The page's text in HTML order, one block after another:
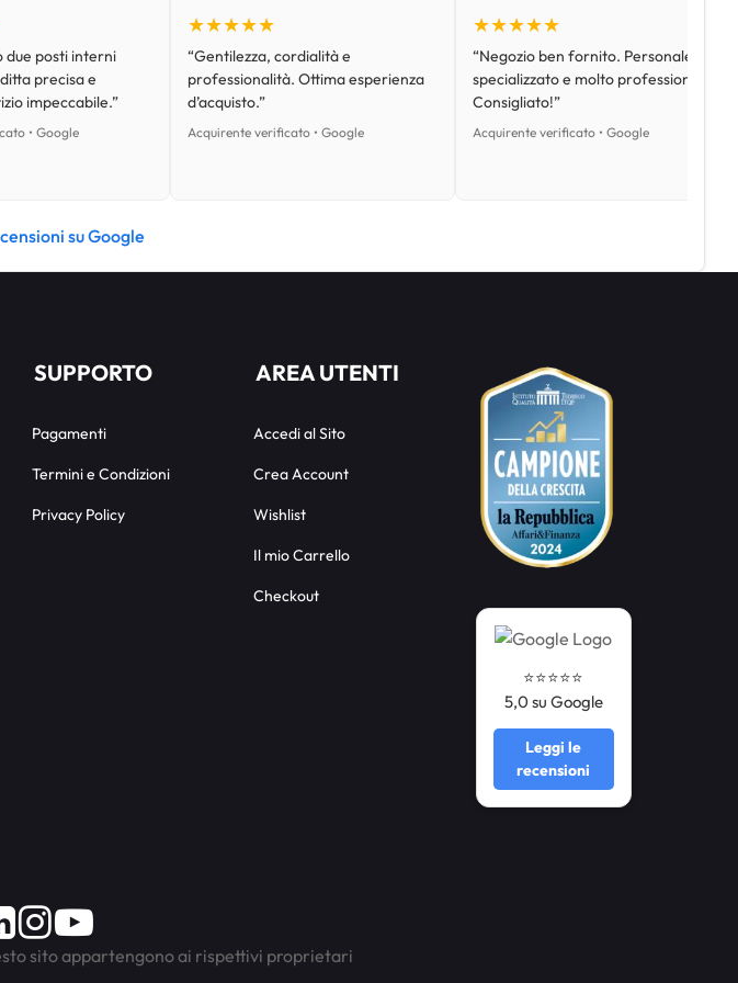
due posti interni
precisa e
impeccabile.”
• Google
★★★★★
“Gentilezza, cordialità e
professionalità. Ottima esperienza
d’acquisto.”
Acquirente verificato • Google
★★★★★
“Negozio ben fornito. Personale
specializzato e molto professionale.
Consigliato!”
Acquirente verificato • Google
su Google
SUPPORTO
Pagamenti
Termini e Condizioni
Privacy Policy
AREA UTENTI
Accedi al Sito
Crea Account
Wishlist
Il mio Carrello
Checkout
⭐️⭐️⭐️⭐️⭐️
5,0 su Google
Leggi le
recensioni
LinkedInInstagram
Youtube
sito appartengono ai rispettivi proprietari